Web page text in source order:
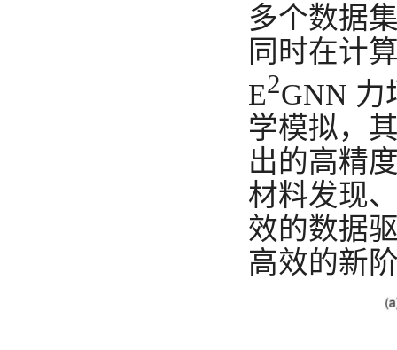
多个数据
同时在计
E2GNN 力
学模拟，
出的高精
材料发现
效的数据
高效的新